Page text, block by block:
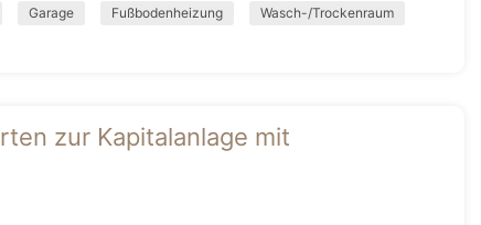
Garage Fußbodenheizung Wasch-/Trockenraum
zur Kapitalanlage mit